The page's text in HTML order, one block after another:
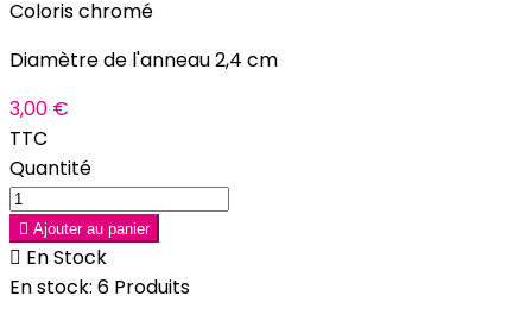
Coloris chromé
Diamètre de l'anneau 2,4 cm
3,00 €
TTC
Quantité
 Ajouter au panier
 En Stock
En stock: 6 Produits